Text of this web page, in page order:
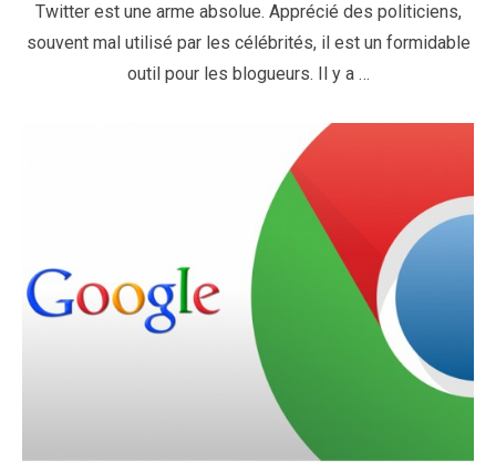
Twitter est une arme absolue. Apprécié des politiciens,
souvent mal utilisé par les célébrités, il est un formidable
outil pour les blogueurs. Il y a …